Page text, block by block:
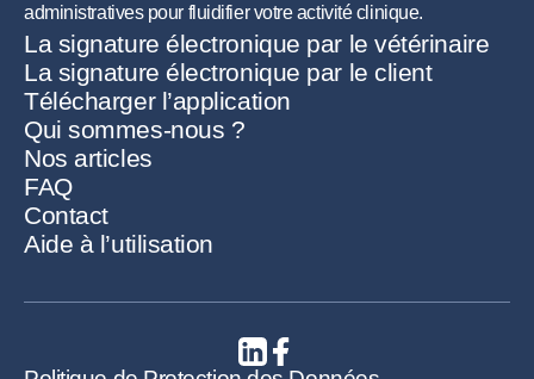
administratives pour fluidifier votre activité clinique.
La signature électronique par le vétérinaire
La signature électronique par le client
Télécharger l’application
Qui sommes-nous ?
Nos articles
FAQ
Contact
Aide à l’utilisation